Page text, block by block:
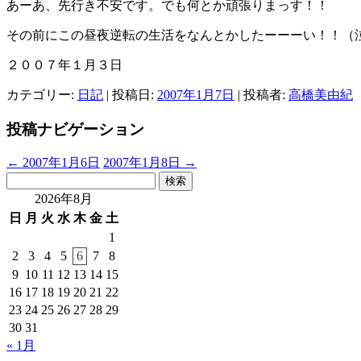
あーあ、先行き不安です。でも何とか頑張りまっす！！
その前にこの昼夜逆転の生活をなんとかしたーーーい！！（
２００７年１月３日
カテゴリー: 日記 | 投稿日: 2007年1月7日 | 投稿者: 高橋美由紀
投稿ナビゲーション
← 2007年1月6日 2007年1月8日
→
2026年8月
日
月 火 水 木 金 土
1
2
3 4 5 6 7
8
9 10 11 12 13 14 15
16 17 18 19 20 21 22
23 24 25 26 27 28 29
30 31
« 1月